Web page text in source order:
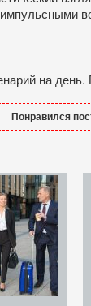
на день.
Понравился